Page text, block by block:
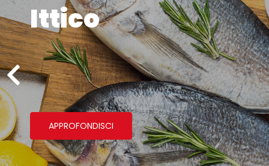
APPROFONDISCI